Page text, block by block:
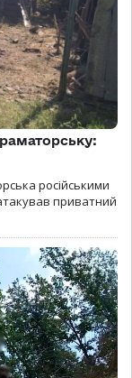
російськими
приватний